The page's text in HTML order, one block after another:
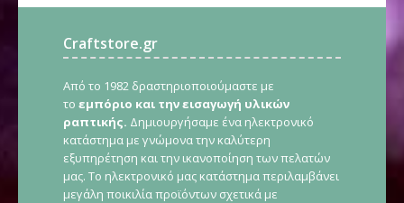
Craftstore.gr
Από το 1982 δραστηριοποιούμαστε με
το εμπόριο και την εισαγωγή υλικών
ραπτικής. Δημιουργήσαμε ένα ηλεκτρονικό
κατάστημα με γνώμονα την καλύτερη
εξυπηρέτηση και την ικανοποίηση των πελατών
μας. Το ηλεκτρονικό μας κατάστημα περιλαμβάνει
μεγάλη ποικιλία προϊόντων σχετικά με